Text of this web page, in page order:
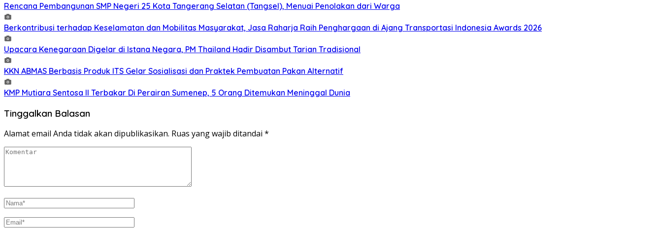
Rencana Pembangunan SMP Negeri 25 Kota Tangerang Selatan (Tangsel), Menuai Penolakan dari Warga
Berkontribusi terhadap Keselamatan dan Mobilitas Masyarakat, Jasa Raharja Raih Penghargaan di Ajang Transportasi Indonesia Awards 2026
Upacara Kenegaraan Digelar di Istana Negara, PM Thailand Hadir Disambut Tarian Tradisional
KKN ABMAS Berbasis Produk ITS Gelar Sosialisasi dan Praktek Pembuatan Pakan Alternatif
KMP Mutiara Sentosa II Terbakar Di Perairan Sumenep, 5 Orang Ditemukan Meninggal Dunia
Tinggalkan Balasan
Alamat email Anda tidak akan dipublikasikan. Ruas yang wajib ditandai *